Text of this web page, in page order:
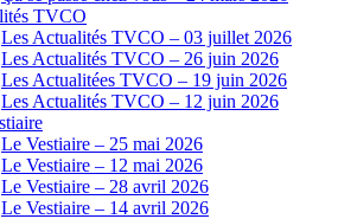
TVCO
Les Actualités TVCO – 03 juillet 2026
Les Actualités TVCO – 26 juin 2026
Les Actualitées TVCO – 19 juin 2026
Les Actualités TVCO – 12 juin 2026
Le Vestiaire – 25 mai 2026
Le Vestiaire – 12 mai 2026
Le Vestiaire – 28 avril 2026
Le Vestiaire – 14 avril 2026